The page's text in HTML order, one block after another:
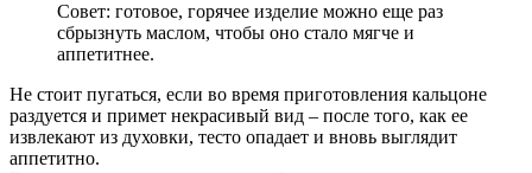
Совет: готовое, горячее изделие можно еще раз
сбрызнуть маслом, чтобы оно стало мягче и
аппетитнее.
Не стоит пугаться, если во время приготовления кальцоне
раздуется и примет некрасивый вид – после того, как ее
извлекают из духовки, тесто опадает и вновь выглядит
аппетитно.